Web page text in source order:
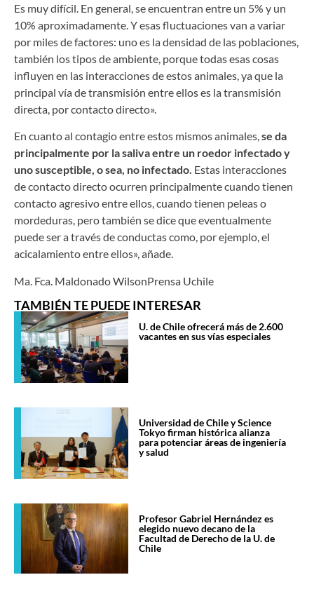
Es muy difícil. En general, se encuentran entre un 5% y un
10% aproximadamente. Y esas fluctuaciones van a variar
por miles de factores: uno es la densidad de las poblaciones,
también los tipos de ambiente, porque todas esas cosas
influyen en las interacciones de estos animales, ya que la
principal vía de transmisión entre ellos es la transmisión
directa, por contacto directo».
En cuanto al contagio entre estos mismos animales,se da
principalmente por la saliva entre un roedor infectado y
uno susceptible, o sea, no infectado. Estas interacciones
de contacto directo ocurren principalmente cuando tienen
contacto agresivo entre ellos, cuando tienen peleas o
mordeduras, pero también se dice que eventualmente
puede ser a través de conductas como, por ejemplo, el
acicalamiento entre ellos», añade.
Ma. Fca. Maldonado WilsonPrensa Uchile
TAMBIÉN TE PUEDE INTERESAR
U. de Chile ofrecerá más de 2.600
vacantes en sus vías especiales
Universidad de Chile y Science
Tokyo firman histórica alianza
para potenciar áreas de ingeniería
y salud
Profesor Gabriel Hernández es
elegido nuevo decano de la
Facultad de Derecho de la U. de
Chile